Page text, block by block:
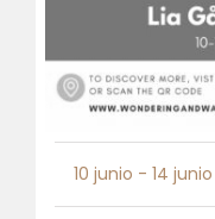
10 junio - 14 junio